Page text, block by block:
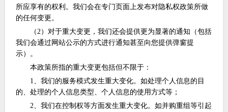
所应享有的权利。我们会在专门页面上发布对隐私权政策所做
的任何变更。
（ 2）对于重大变更，我们还会提供更为显著的通知（包括
我们会通过网站公示的方式进行通知甚至向您提供弹窗提
示）。
本政策所指的重大变更包括但不限于：
1、我们的服务模式发生重大变化。如处理个人信息的目
的、处理的个人信息类型、个人信息的使用方式等；
2、我们在控制权等方面发生重大变化。如并购重组等引起